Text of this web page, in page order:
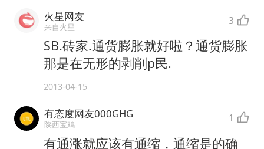
火星网友
来自火星 3
SB.砖家.通货膨胀就好啦？通货膨胀
那是在无形的剥削p民.
2013-04-15
有态度网友000GHG
陕西宝鸡 1
有通涨就应该有通缩，通缩是的确